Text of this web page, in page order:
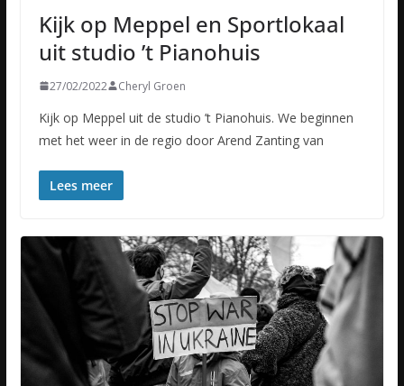
Kijk op Meppel en Sportlokaal
uit studio ’t Pianohuis
27/02/2022 Cheryl Groen
Kijk op Meppel uit de studio ’t Pianohuis. We beginnen
met het weer in de regio door Arend Zanting van
Lees meer